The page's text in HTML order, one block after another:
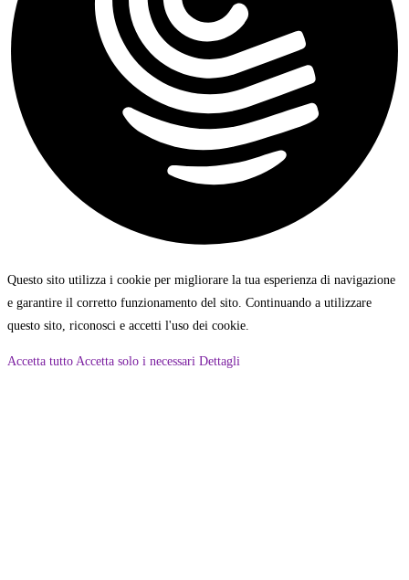
Questo sito utilizza i cookie per migliorare la tua esperienza di navigazione
e garantire il corretto funzionamento del sito. Continuando a utilizzare
questo sito, riconosci e accetti l'uso dei cookie.
Accetta tutto Accetta solo i necessari Dettagli